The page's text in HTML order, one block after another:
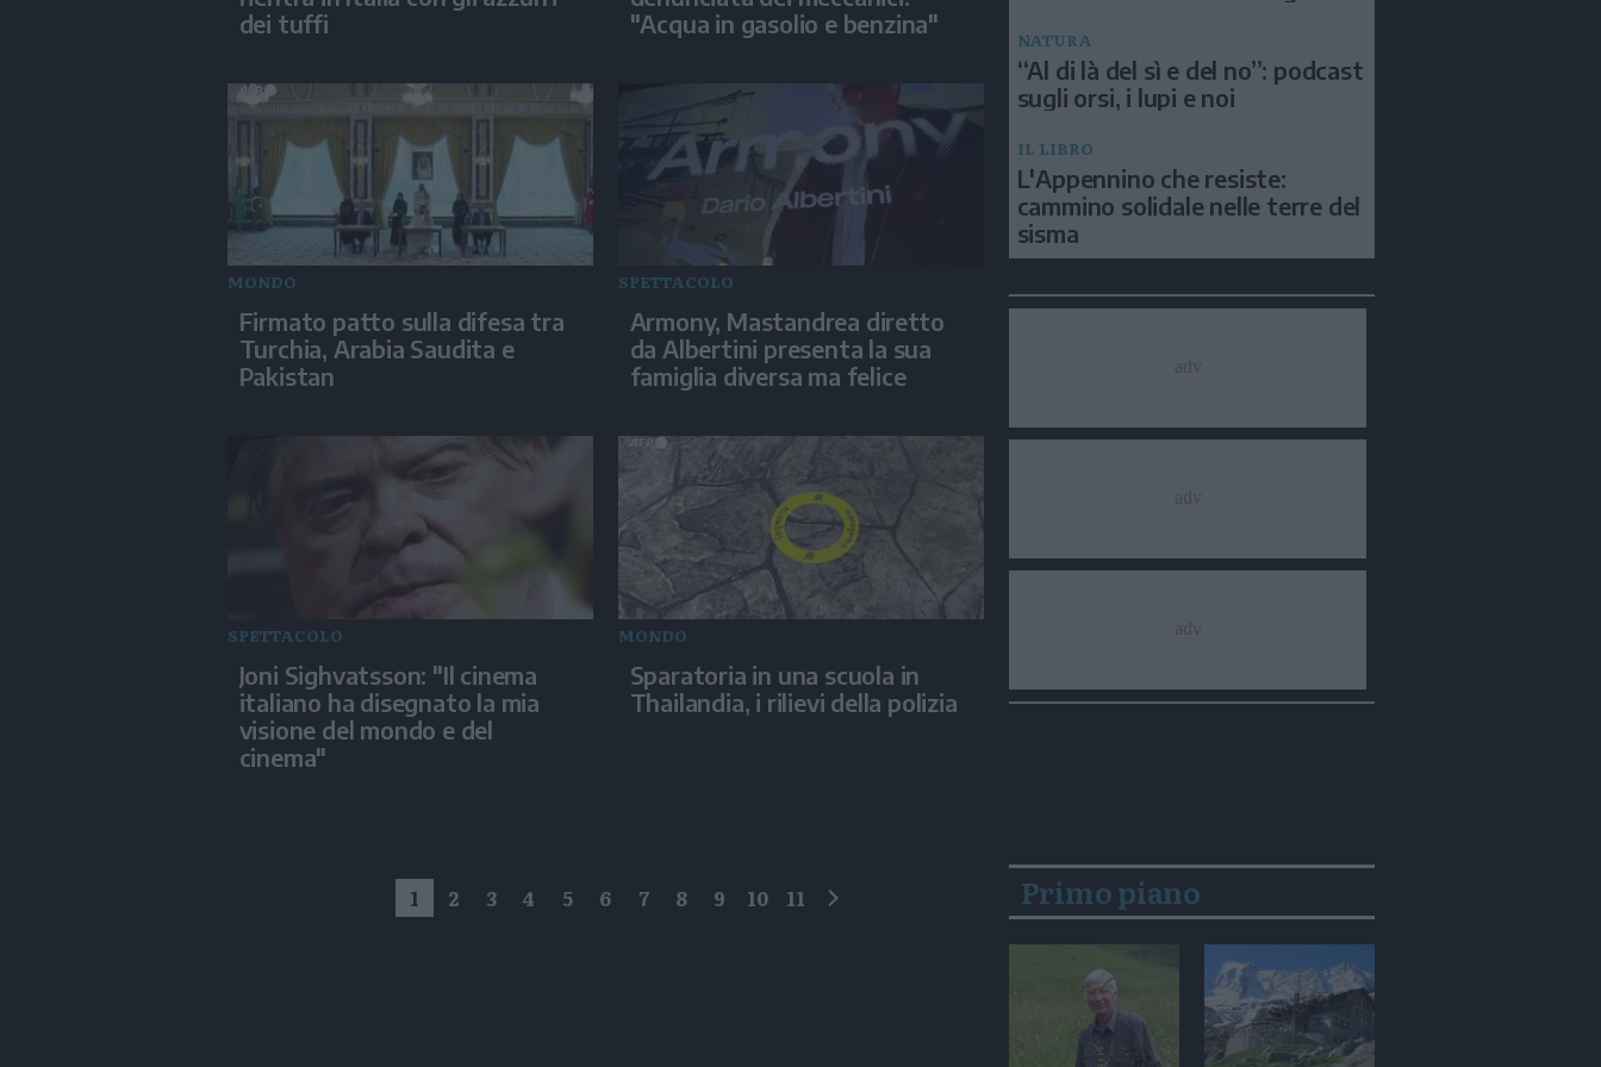
dei tuffi
"Acqua in gasolio e benzina"
MONDO
Firmato patto sulla difesa tra
Turchia, Arabia Saudita e
Pakistan
SPETTACOLO
Armony, Mastandrea diretto
da Albertini presenta la sua
famiglia diversa ma felice
SPETTACOLO
Joni Sighvatsson: "Il cinema
italiano ha disegnato la mia
visione del mondo e del
cinema"
MONDO
Sparatoria in una scuola in
Thailandia, i rilievi della polizia
1 2 3 4 5 6 7 8 9 10 11
NATURA
“Al di là del sì e del no”: podcast
sugli orsi, i lupi e noi
IL LIBRO
L'Appennino che resiste:
cammino solidale nelle terre del
sisma
Primo piano